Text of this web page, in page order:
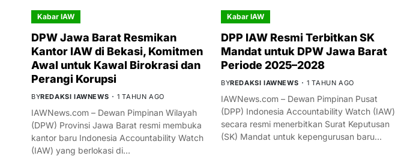
Kabar IAW
DPW Jawa Barat Resmikan
Kantor IAW di Bekasi, Komitmen
Awal untuk Kawal Birokrasi dan
Perangi Korupsi
BYREDAKSI IAWNEWS 1 TAHUN AGO
IAWNews.com – Dewan Pimpinan Wilayah
(DPW) Provinsi Jawa Barat resmi membuka
kantor baru Indonesia Accountability Watch
(IAW) yang berlokasi di…
Kabar IAW
DPP IAW Resmi Terbitkan SK
Mandat untuk DPW Jawa Barat
Periode 2025–2028
BYREDAKSI IAWNEWS 1 TAHUN AGO
IAWNews.com – Dewan Pimpinan Pusat
(DPP) Indonesia Accountability Watch (IAW)
secara resmi menerbitkan Surat Keputusan
(SK) Mandat untuk kepengurusan baru…